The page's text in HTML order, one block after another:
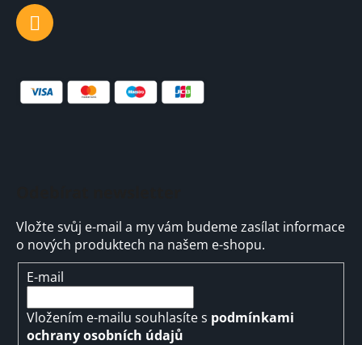
Vložte svůj e-mail a my vám budeme zasílat informace
o nových produktech na našem e-shopu.
E-mail
Vložením e-mailu souhlasíte s podmínkami
ochrany osobních údajů